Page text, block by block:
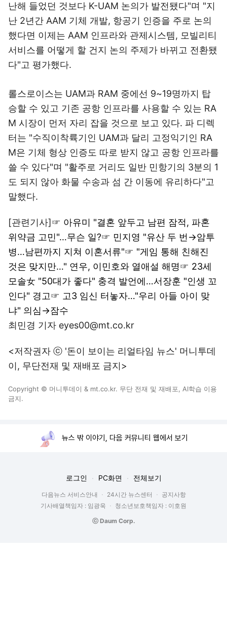
난해 들었던 것보다 K-UAM 논의가 발전됐다"며 "지
난 2년간 AAM 기체 개발, 항공기 인증을 주로 논의
했다면 이제는 AAM 인프라와 관제시스템, 모빌리티
서비스를 어떻게 할 건지 논의 주제가 바뀌고 전환됐
다"고 평가했다.
롤스로이스는 UAM과 RAM 중에선 9~19명까지 탑
승할 수 있고 기존 공항 인프라를 사용할 수 있는 RA
M 시장이 먼저 자리 잡을 것으로 보고 있다. 파 디렉
터는 "수직이착륙기인 UAM과 달리 고정익기인 RA
M은 기체 형상 인증도 따로 받지 않고 공항 인프라를
쓸 수 있다"며 "활주로 거리도 일반 민항기의 3분의 1
도 되지 않아 화물 수송과 섬 간 이동에 유리하다"고
말했다.
[관련기사]☞ 아유미 "결혼 앞두고 남편 잠적, 파혼
위약금 고민"…무슨 일?☞ 민지영 "유산 두 번→암투
병…남편까지 지쳐 이혼서류"☞ "게임 통해 친해진
것은 맞지만…" 연우, 이민호와 열애설 해명☞ 23세
모솔女 "50대가 좋다" 충격 발언에…서장훈 "인생 꼬
인다" 경고☞ 고3 임신 터놓자…"우리 아들 아이 맞
냐" 의심→잠수
최민경 기자 eyes00@mt.co.kr
<저작권자 ⓒ '돈이 보이는 리얼타임 뉴스' 머니투데
이, 무단전재 및 재배포 금지>
Copyright © 머니투데이 & mt.co.kr. 무단 전재 및 재배포, AI학습 이용
금지.
뉴스 밖 이야기, 다음 커뮤니티 웹에서 보기
로그인 PC화면 전체보기
다음뉴스 서비스안내 24시간 뉴스센터
공지사항
기사배열책임자 : 임광욱
청소년보호책임자 : 이호원
ⓒ Daum Corp.